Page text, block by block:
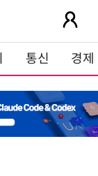
통신 경제